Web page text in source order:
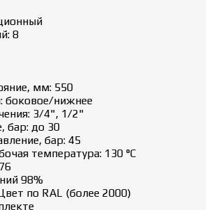
8
мм: 550
боковое/нижнее
3/4", 1/2"
бар: до 30
бар: 45
температура: 130 °C
98%
по RAL (более 2000)